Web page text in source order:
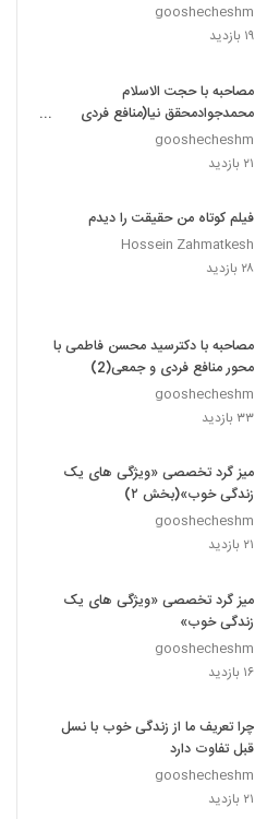
gooshecheshm
۱۹ بازدید
مصاحبه با حجت الاسلام
محمدجوادمحقق نیا(منافع فردی
وجمعی)
gooshecheshm
۲۱ بازدید
فیلم کوتاه من حقیقت را دیدم
Hossein Zahmatkesh
۲۸ بازدید
مصاحبه با دکترسید محسن فاطمی با
محور منافع فردی و جمعی(2)
gooshecheshm
۳۳ بازدید
میز گرد تخصصی «ویژگی های یک
زندگی خوب»(بخش ۲)
gooshecheshm
۲۱ بازدید
میز گرد تخصصی «ویژگی های یک
زندگی خوب»
gooshecheshm
۱۶ بازدید
چرا تعریف ما از زندگی خوب با نسل
قبل تفاوت دارد
gooshecheshm
۲۱ بازدید